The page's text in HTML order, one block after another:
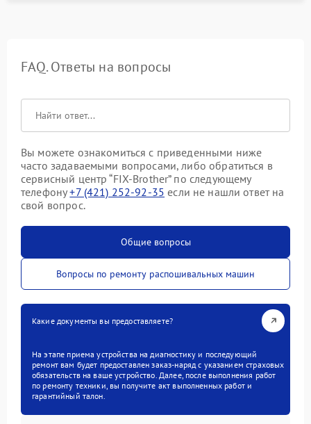
FAQ. Ответы на вопросы
Вы можете ознакомиться с приведенными ниже
часто задаваемыми вопросами, либо обратиться в
сервисный центр “FIX-Brother” по следующему
телефону+7 (421) 252-92-35 если не нашли ответ на
свой вопрос.
Общие вопросы
Вопросы по ремонту распошивальных машин
Какие документы вы предоставляете?
На этапе приема устройства на диагностику и последующий
ремонт вам будет предоставлен заказ-наряд с указанием страховых
обязательств на ваше устройство. Далее, после выполнения работ
по ремонту техники, вы получите акт выполненных работ и
гарантийный талон.